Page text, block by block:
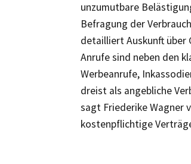
unzumutbare
Befragung der
detailliert Auskunft über
Anrufe sind neben den
Werbeanrufe,
dreist als angebliche
sagt Friederike Wagner
kostenpflichtige